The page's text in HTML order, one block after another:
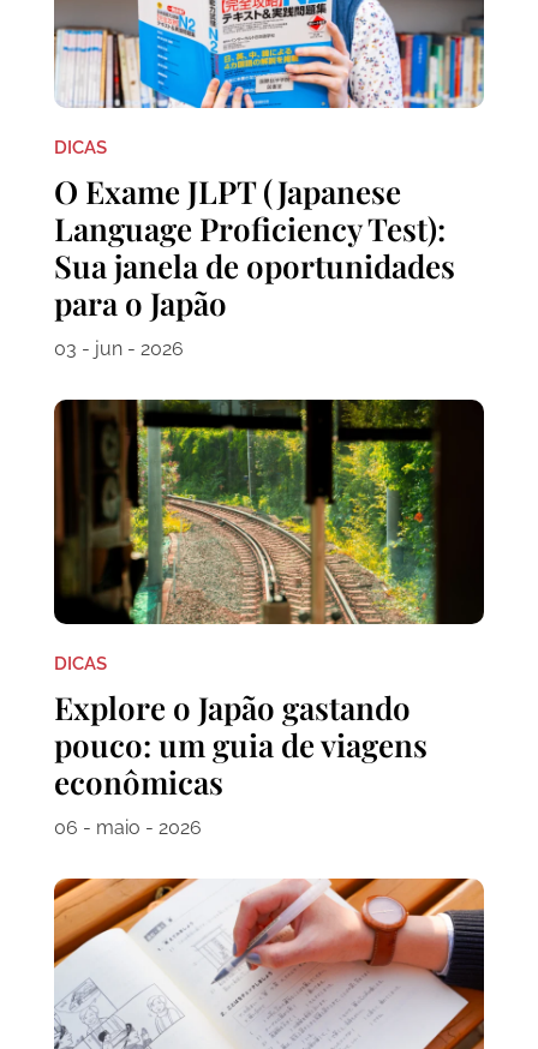
DICAS
O Exame JLPT (Japanese
Language Proficiency Test):
Sua janela de oportunidades
para o Japão
03 - jun - 2026
DICAS
Explore o Japão gastando
pouco: um guia de viagens
econômicas
06 - maio - 2026